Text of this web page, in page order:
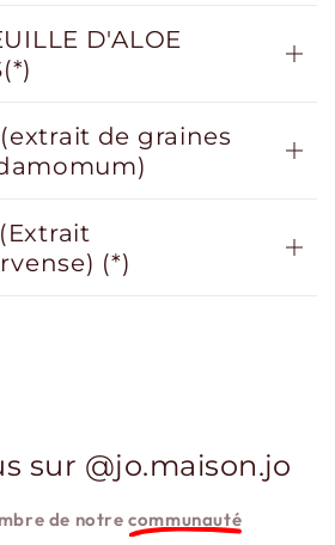
D'ALOE
de graines
(*)
sur @jo.maison.jo
de notrecommunauté